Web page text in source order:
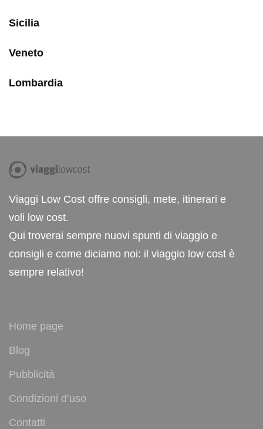
Sicilia
Veneto
Lombardia
Viaggi Low Cost offre consigli, mete, itinerari e
voli low cost.
Qui troverai sempre nuovi spunti di viaggio e
consigli e come diciamo noi: il viaggio low cost è
sempre relativo!
Home page
Blog
Pubblicità
Condizioni d’uso
Contatti